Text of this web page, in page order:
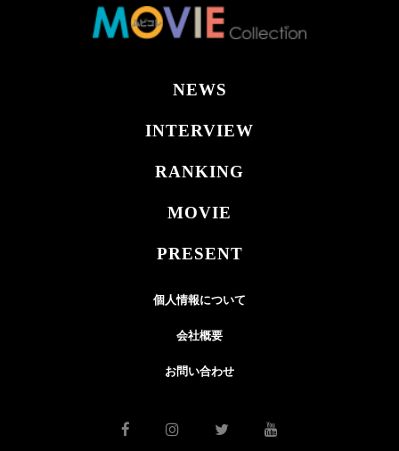
NEWS
INTERVIEW
RANKING
MOVIE
PRESENT
個人情報について
会社概要
お問い合わせ